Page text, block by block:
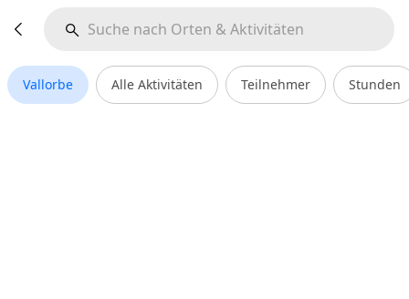
Vallorbe Alle Aktivitäten Teilnehmer Stunden